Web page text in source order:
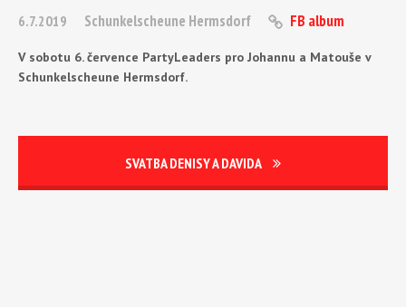
6.7.2019 Schunkelscheune Hermsdorf FB album
V sobotu 6. července PartyLeaders pro Johannu a Matouše v
Schunkelscheune Hermsdorf.
SVATBA DENISY A DAVIDA